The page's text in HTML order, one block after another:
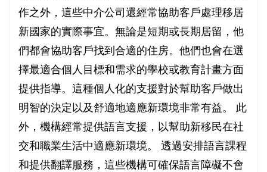
作之外，這些中介公司還經常協助客戶處理移居
新國家的實際事宜。無論是短期或長期居留，他
們都會協助客戶找到合適的住房。他們也會在選
擇最適合個人目標和需求的學校或教育計畫方面
提供指導。這種個人化的支援對於幫助客戶做出
明智的決定以及舒適地適應新環境非常有益。 此
外，機構經常提供語言支援，以幫助新移民在社
交和職業生活中適應新環境。 透過安排語言課程
和提供翻譯服務，這些機構可確保語言障礙不會